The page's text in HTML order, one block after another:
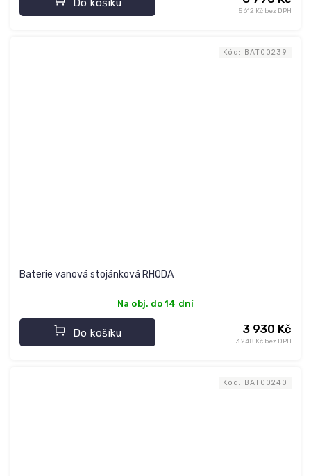
5 612 Kč bez DPH
Do košíku
Baterie vanová stojánková RHODA
Na obj. do 14 dní
3 248 Kč bez DPH
3 930 Kč
Do košíku
Kód: BAT00239
Kód: BAT00240